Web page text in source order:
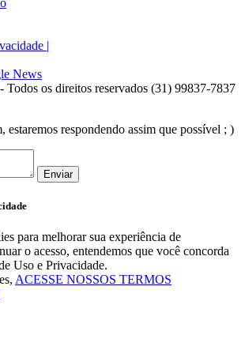
|
Todos os direitos reservados (31) 99837-7837
estaremos respondendo assim que possível ; )
Enviar
para melhorar sua experiência de
o acesso, entendemos que você concorda
Uso e Privacidade.
ACESSE NOSSOS TERMOS